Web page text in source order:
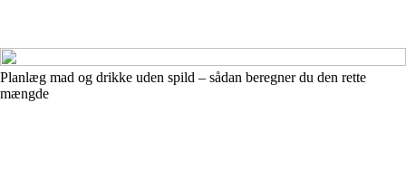
Planlæg mad og drikke uden spild – sådan beregner du den rette
mængde